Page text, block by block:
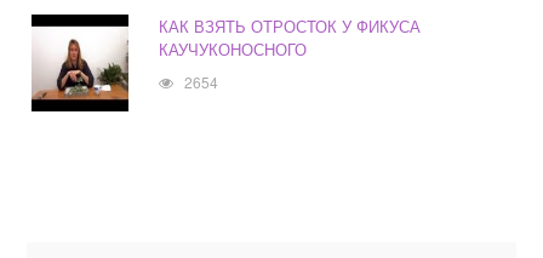
КАК ВЗЯТЬ ОТРОСТОК У ФИКУСА
КАУЧУКОНОСНОГО
2654